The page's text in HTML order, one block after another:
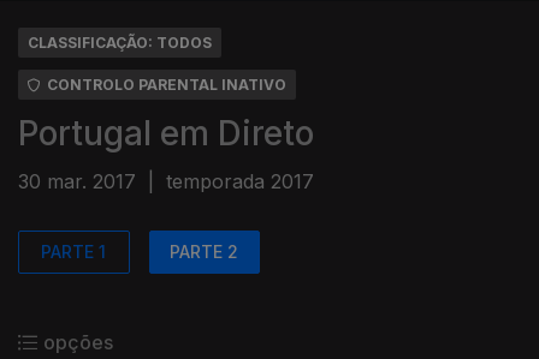
CLASSIFICAÇÃO: TODOS
CONTROLO PARENTAL INATIVO
Portugal em Direto
30 mar. 2017 temporada 2017
PARTE 1 PARTE 2
opções